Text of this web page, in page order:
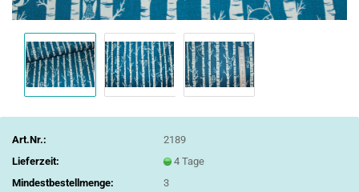
Art.Nr.:
2189
Lieferzeit:
4 Tage
Mindestbestellmenge:
3